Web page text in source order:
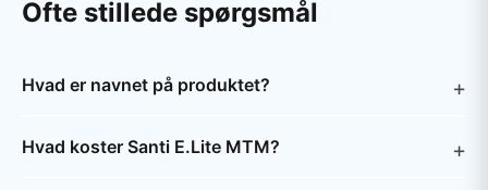
Ofte stillede spørgsmål
Hvad er navnet på produktet?
Hvad koster Santi E.Lite MTM?